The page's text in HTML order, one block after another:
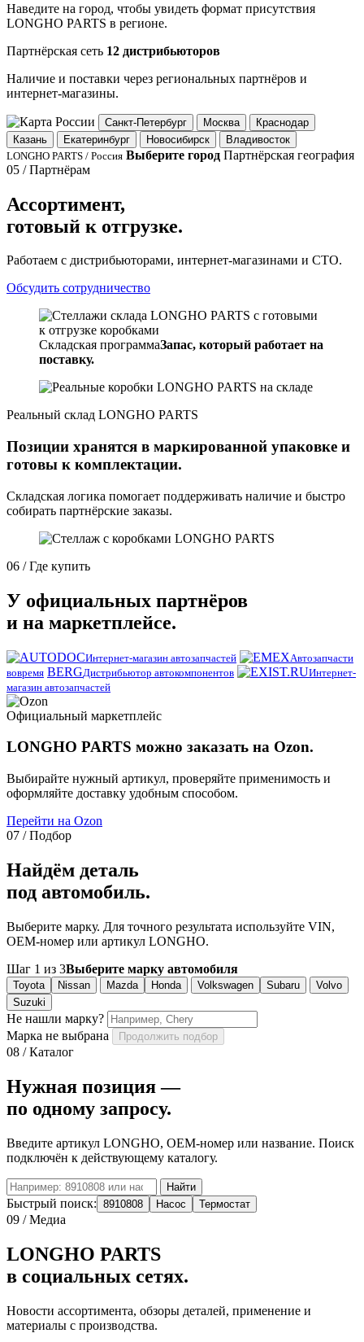
Наведите на город, чтобы увидеть формат присутствия
LONGHO PARTS в регионе.
Партнёрская сеть 12 дистрибьюторов
Наличие и поставки через региональных партнёров и
интернет-магазины.
Санкт-Петербург Москва
Краснодар
Казань
Екатеринбург Новосибирск
Владивосток
LONGHO PARTS / Россия Выберите город Партнёрская география
05 / Партнёрам
Ассортимент,
готовый к отгрузке.
Работаем с дистрибьюторами, интернет-магазинами и СТО.
Обсудить сотрудничество
Складская программаЗапас, который работает на
поставку.
Реальный склад LONGHO PARTS
Позиции хранятся в маркированной упаковке и
готовы к комплектации.
Складская логика помогает поддерживать наличие и быстро
собирать партнёрские заказы.
06 / Где купить
У официальных партнёров
и на маркетплейсе.
Интернет-магазин автозапчастей
Автозапчасти
вовремя BERGДистрибьютор автокомпонентов
Интернет-
магазин автозапчастей
Официальный маркетплейс
LONGHO PARTS можно заказать на Ozon.
Выбирайте нужный артикул, проверяйте применимость и
оформляйте доставку удобным способом.
Перейти на Ozon
07 / Подбор
Найдём деталь
под автомобиль.
Выберите марку. Для точного результата используйте VIN,
OEM-номер или артикул LONGHO.
Шаг 1 из 3Выберите марку автомобиля
Toyota Nissan Mazda Honda Volkswagen Subaru
Volvo
Suzuki
Не нашли марку?
Марка не выбрана
Продолжить подбор
08 / Каталог
Нужная позиция —
по одному запросу.
Введите артикул LONGHO, OEM-номер или название. Поиск
подключён к действующему каталогу.
Найти
Быстрый поиск: 8910808 Насос Термостат
09 / Медиа
LONGHO PARTS
в социальных сетях.
Новости ассортимента, обзоры деталей, применение и
материалы с производства.